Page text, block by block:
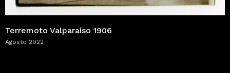
Terremoto Valparaíso 1906
Agosto 2022